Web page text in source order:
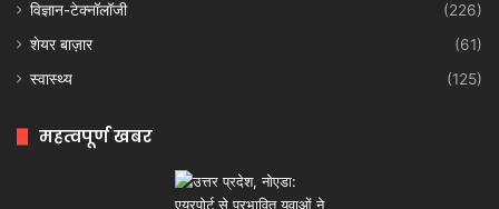
विज्ञान-टेक्नॉलॉजी
(226)
शेयर बाज़ार
(61)
स्वास्थ्य
(125)
महत्वपूर्ण खबर